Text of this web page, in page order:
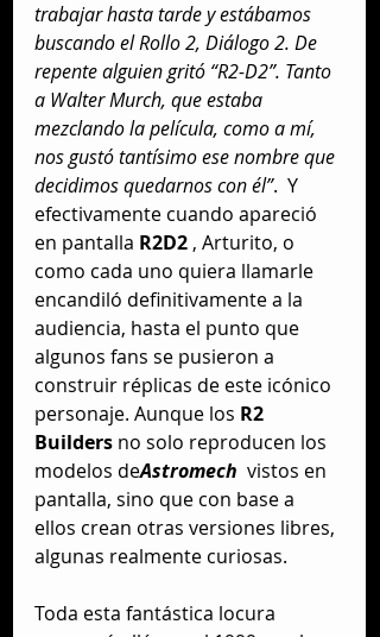
trabajar hasta tarde y estábamos
buscando el Rollo 2, Diálogo 2. De
repente alguien gritó “R2-D2”. Tanto
a Walter Murch, que estaba
mezclando la película, como a mí,
nos gustó tantísimo ese nombre que
decidimos quedarnos con él”.  Y
efectivamente cuando apareció
en pantalla R2D2 , Arturito, o
como cada uno quiera llamarle
encandiló definitivamente a la
audiencia, hasta el punto que
algunos fans se pusieron a
construir réplicas de este icónico
personaje. Aunque los R2
Builders no solo reproducen los
modelos deAstromech
  vistos en
pantalla, sino que con base a
ellos crean otras versiones libres,
algunas realmente curiosas.
Toda esta fantástica locura